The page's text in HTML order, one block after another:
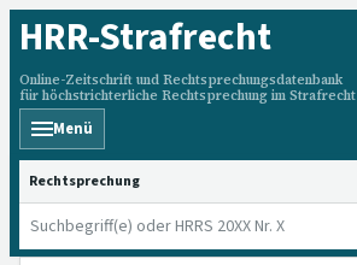
HRR-Strafrecht
Online-Zeitschrift und Rechtsprechungsdatenbank
für höchstrichterliche Rechtsprechung im Strafrecht
Menü
HRRS durchsuchen